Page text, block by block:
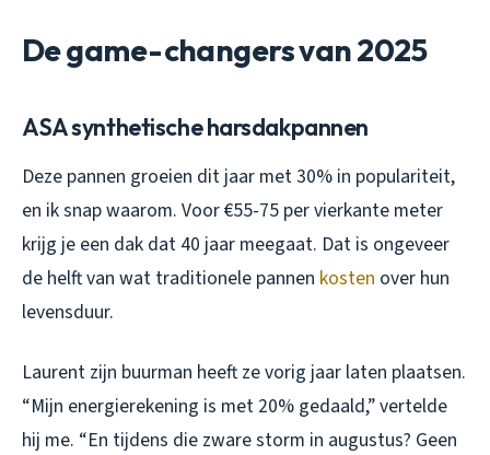
De game-changers van 2025
ASA synthetische harsdakpannen
Deze pannen groeien dit jaar met 30% in populariteit,
en ik snap waarom. Voor €55-75 per vierkante meter
krijg je een dak dat 40 jaar meegaat. Dat is ongeveer
de helft van wat traditionele pannen kosten over hun
levensduur.
Laurent zijn buurman heeft ze vorig jaar laten plaatsen.
“Mijn energierekening is met 20% gedaald,” vertelde
hij me. “En tijdens die zware storm in augustus? Geen